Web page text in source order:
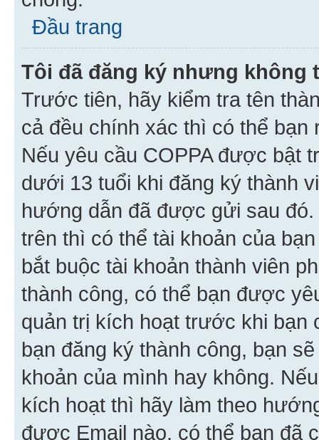
Đầu trang
Tôi đã đăng ký nhưng không
Trước tiên, hãy kiểm tra tên
cả đều chính xác thì có thể
Nếu yêu cầu COPPA được bật
dưới 13 tuổi khi đăng ký thành
hướng dẫn đã được gửi sau
trên thì có thể tài khoản của
bắt buộc tài khoản thành viên
thành công, có thể bạn được
quản trị kích hoạt trước khi bạn
bạn đăng ký thành công, bạn
khoản của mình hay không.
kích hoạt thì hãy làm theo
được Email nào, có thể bạn đã